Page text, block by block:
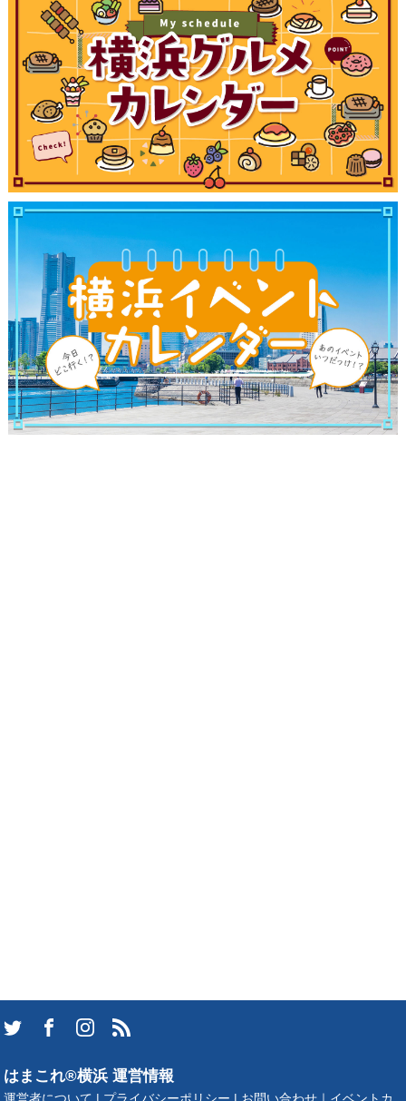
観光ガイド
ランキング
ブログ記事
サイトについて
はまこれ®横浜 運営情報